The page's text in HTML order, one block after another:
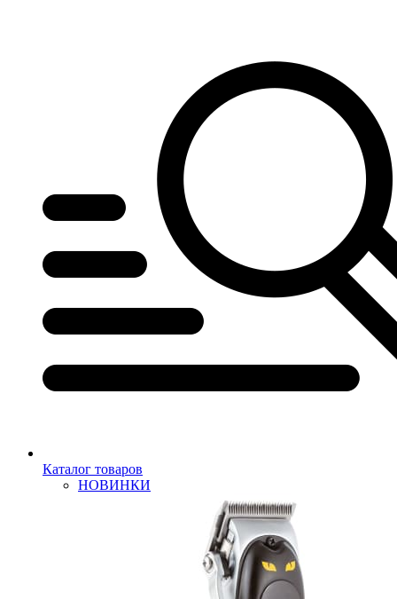
Каталог товаров
НОВИНКИ